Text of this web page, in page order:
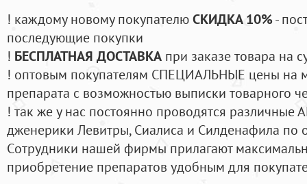
! каждому новому покупателюСКИДКА 10%-
последующие покупки
! БЕСПЛАТНАЯ ДОСТАВКА при заказе товара на
! оптовым покупателям СПЕЦИАЛЬНЫЕ цены на
препарата с возможностью выписки товарного
! так же у нас постоянно проводятся
дженерики Левитры, Сиалиса и Силденафила по
Cотрудники нашей фирмы прилагают
приобретение препаратов удобным для